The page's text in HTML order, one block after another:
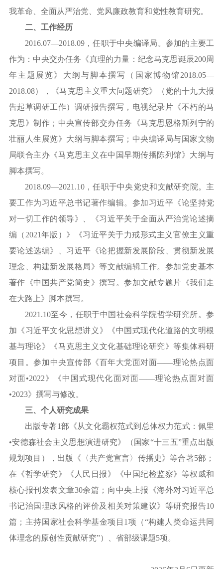
我革命、全面从严治党、 党风廉政教育和党性教育研究。
二、工作经历
2016.07—2018.09，任职于中央编译局。参加的主要工
作为：中央交办任务《真理的力量：纪念马克思诞辰200周
年主题展览》大纲与脚本撰写（国家博物馆2018.05—
2018.08），《马克思主义重大问题研究》（党的十九大报
告起草调研工作）调研报告撰写 ，电视纪录片《不朽的马
克思》制作； 中央宣传部交办任务《马克思恩格斯列宁的
壮丽人生展览》大纲与脚本撰写 ；中央编译局与国家文物
局联合主办 《马克思主义在中国早期传播陈列馆》大纲与
脚本撰写。
2018.09—2021.10，任职于中央党史和文献研究院。主
要工作为习近平总书记著作编辑。参加习近平《论坚持党
对一切工作的领导》、《习近平关于全面从严治党论述摘
编（2021年版）》《习近平关于力戒形式主义官僚主义重
要论述选编》、习近平《论把握新发展阶段、贯彻新发展
理念、构建新发展格局》等文献编辑工作。参加党史基本
著作《中国共产党简史》撰写。参加文献专题片 《我们走
在大路上》脚本撰写。
2021.10至今，任职于中国社会科学院哲学研究所。参
加 《习近平文化思想讲义》
《中国式现代化道路的文明根
基与理论》
《马克思主义文化基础理论研究》 等集体科研
项目。参加中央宣传部《百年大党面对面——理论热点面
对面•2022》《中国式现代化面对面——理论热点面对面
•2023》撰写与修改。
三、个人研究成果
出版专著1部《从文化霸权范式到总体权力范式：佩里
•安德森社会主义思想演进研究》（国家“十三五”重点出版
规划项目），出版《〈共产党宣言〉传播史》等合著5部；
在《哲学研究》《人民日报》《中国纪检监察》等权威和
核心报刊发表文章30余篇；向中央上报《海外对习近平总
书记治国理政风格的评价及相关对策建议》等研究报告10
篇；主持国家社会科学基金项目1项（“构建人类命运共同
体理念的原创性贡献研究”）、省部级课题5项。